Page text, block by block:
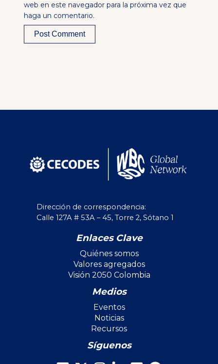
web en este navegador para la próxima vez que
haga un comentario.
Dirección de correspondencia:
Calle 127A # 53A – 45, Torre 2, Sótano 1
Enlaces Clave
Quiénes somos
Valores agregados
Visión 2050 Colombia
Medios
Eventos
Noticias
Recursos
Síguenos